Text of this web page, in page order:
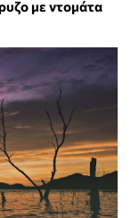
με ντομάτα